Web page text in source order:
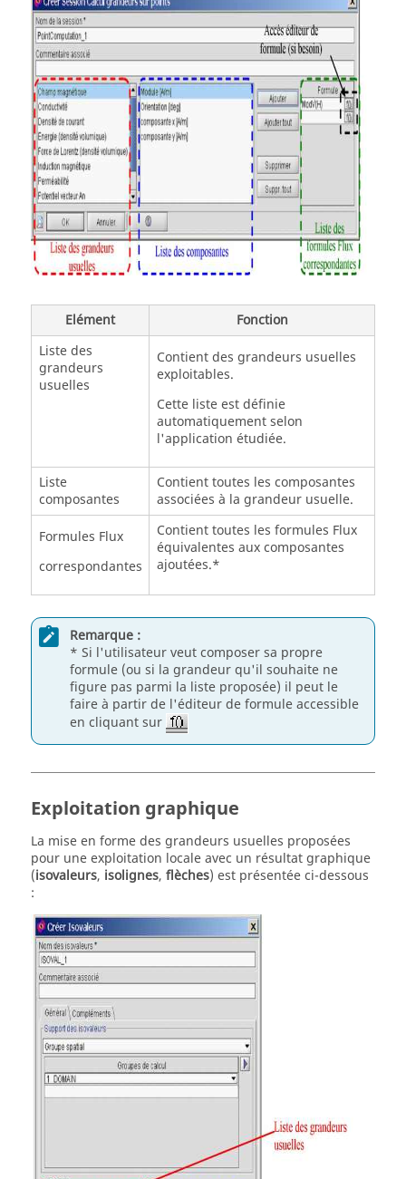
Elément
Fonction
Liste des
grandeurs
usuelles
Contient des grandeurs usuelles
exploitables.
Cette liste est définie
automatiquement selon
l'application étudiée.
Liste
composantes
Contient toutes les composantes
associées à la grandeur usuelle.
Formules Flux
correspondantes
Contient toutes les formules Flux
équivalentes aux composantes
ajoutées.*
Remarque :
* Si l'utilisateur veut composer sa propre
formule (ou si la grandeur qu'il souhaite ne
figure pas parmi la liste proposée) il peut le
faire à partir de l'éditeur de formule accessible
en cliquant sur
Exploitation graphique
La mise en forme des grandeurs usuelles proposées
pour une exploitation locale avec un résultat graphique
(isovaleurs, isolignes, flèches) est présentée ci-dessous
: